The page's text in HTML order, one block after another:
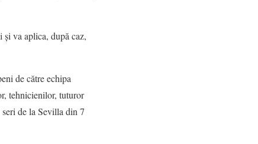
va aplica, după caz,
de către echipa
tehnicienilor, tuturor
de la Sevilla din 7